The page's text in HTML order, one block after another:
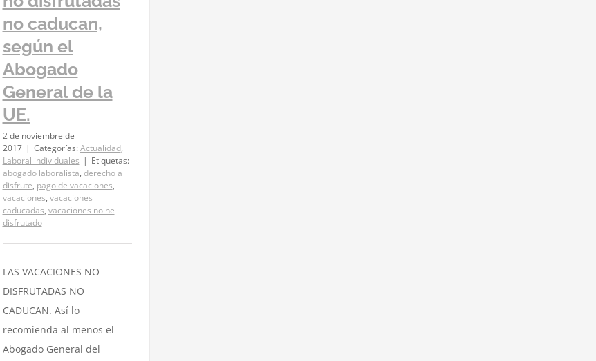
no caducan,
según el
Abogado
General de la
UE.
2 de noviembre de
2017 | Categorías:Actualidad,
Laboral individuales | Etiquetas:
abogado laboralista, derecho a
disfrute, pago de vacaciones,
vacaciones, vacaciones
caducadas, vacaciones no he
disfrutado
LAS VACACIONES NO
DISFRUTADAS NO
CADUCAN. Así lo
recomienda al menos el
Abogado General del